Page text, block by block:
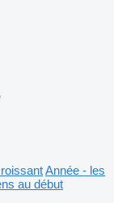
Année - les
au début